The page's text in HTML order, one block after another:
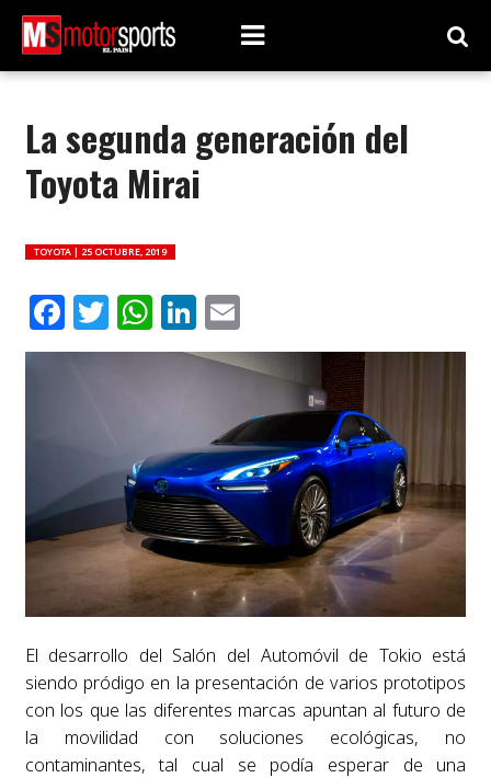
La segunda generación del
Toyota Mirai
TOYOTA | 25 OCTUBRE, 2019
Facebook
Twitter
WhatsApp
LinkedIn
Email
El desarrollo del Salón del Automóvil de Tokio está
siendo pródigo en la presentación de varios prototipos
con los que las diferentes marcas apuntan al futuro de
la movilidad con soluciones ecológicas, no
contaminantes, tal cual se podía esperar de una